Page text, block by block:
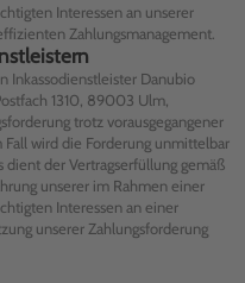
Interessen an unserer
Zahlungsmanagement.
Inkassodienstleister Danubio
1310, 89003 Ulm,
trotz vorausgegangener
wird die Forderung unmittelbar
der Vertragserfüllung gemäß
unserer im Rahmen einer
Interessen an einer
unserer Zahlungsforderung